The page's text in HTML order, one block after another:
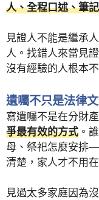
人、全程口述、筆
見證人不能是繼承
人。找錯人來當見
沒有經驗的人根本
遺囑不只是法律
寫遺囑不是在分財產
爭最有效的方式 。
母、祭祀怎麼安排
清楚，家人才不用
見過太多家庭因為